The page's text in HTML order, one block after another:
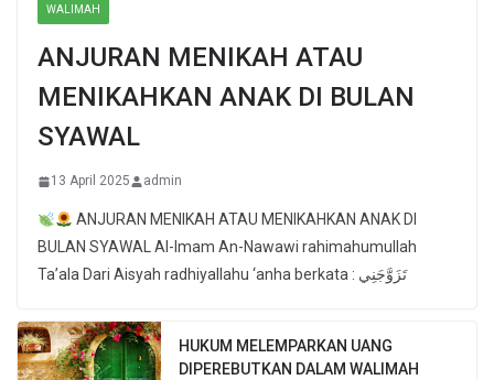
WALIMAH
ANJURAN MENIKAH ATAU
MENIKAHKAN ANAK DI BULAN
SYAWAL
13 April 2025 admin
ANJURAN MENIKAH ATAU MENIKAHKAN ANAK DI
BULAN SYAWAL Al-Imam An-Nawawi rahimahumullah
Ta’ala Dari Aisyah radhiyallahu ‘anha berkata : تَزَوَّجَنِي
HUKUM MELEMPARKAN UANG
DIPEREBUTKAN DALAM WALIMAH